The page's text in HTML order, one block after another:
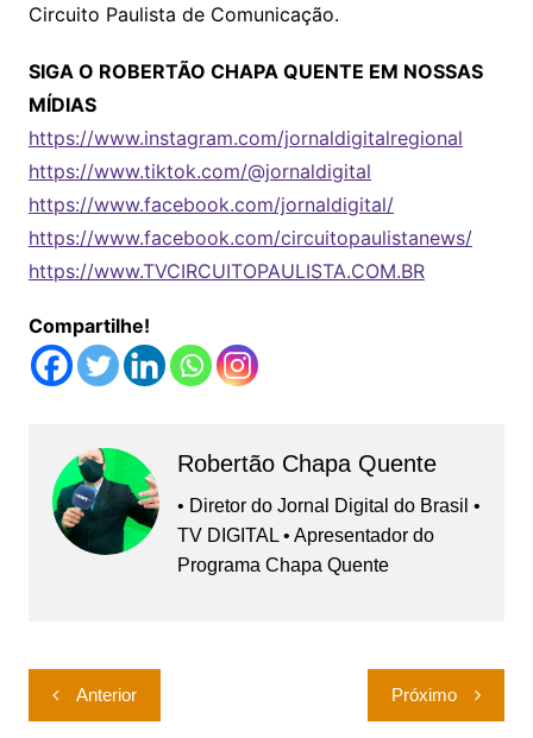
Circuito Paulista de Comunicação.
SIGA O ROBERTÃO CHAPA QUENTE EM NOSSAS
MÍDIAS
https://www.instagram.com/jornaldigitalregional
https://www.tiktok.com/@jornaldigital
https://www.facebook.com/jornaldigital/
https://www.facebook.com/circuitopaulistanews/
https://www.TVCIRCUITOPAULISTA.COM.BR
Compartilhe!
Robertão Chapa Quente
• Diretor do Jornal Digital do Brasil •
TV DIGITAL • Apresentador do
Programa Chapa Quente
Navegação
de
Anterior Próximo